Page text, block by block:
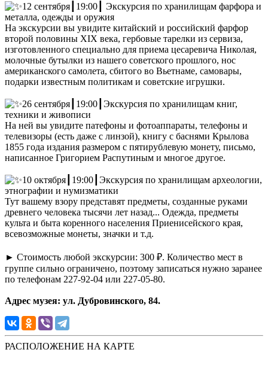
12 сентября┃19:00┃ Экскурсия по хранилищам фарфора и
металла, одежды и оружия
На экскурсии вы увидите китайский и российский фарфор
второй половины XIX века, гербовые тарелки из сервиза,
изготовленного специально для приема цесаревича Николая,
молочные бутылки из нашего советского прошлого, нос
американского самолета, сбитого во Вьетнаме, самовары,
подарки известным политикам и советские игрушки.
26 сентября┃19:00┃Экскурсия по хранилищам книг,
техники и живописи
На ней вы увидите патефоны и фотоаппараты, телефоны и
телевизоры (есть даже с линзой), книгу с баснями Крылова
1855 года издания размером с пятирублевую монету, письмо,
написанное Григорием Распутиным и многое другое.
10 октября┃19:00┃Экскурсия по хранилищам археологии,
этнографии и нумизматики
Тут вашему взору представят предметы, созданные руками
древнего человека тысячи лет назад... Одежда, предметы
культа и быта коренного населения Приенисейского края,
всевозможные монеты, значки и т.д.
► Стоимость любой экскурсии: 300 ₽. Количество мест в
группе сильно ограничено, поэтому записаться нужно заранее
по телефонам 227-92-04 или 227-05-80.
Адрес музея: ул. Дубровинского, 84.
РАСПОЛОЖЕНИЕ НА КАРТЕ